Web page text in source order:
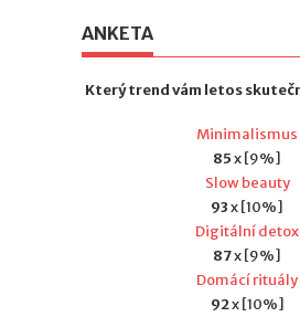
ANKETA
Který trend vám letos
Minimalismus
85x [9%]
Slow beauty
93x [10%]
Digitální detox
87x [9%]
Domácí rituály
92x [10%]